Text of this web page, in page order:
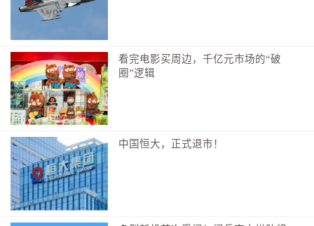
看完电影买周边，千亿元市场的“破
圈”逻辑
中国恒大，正式退市！